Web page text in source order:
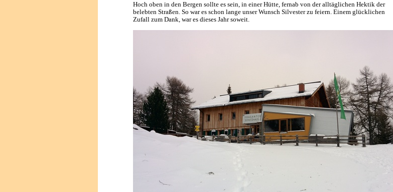
Hoch oben in den Bergen sollte es sein, in einer Hütte, fernab von der alltäglichen Hektik der
belebten Straßen. So war es schon lange unser Wunsch Silvester zu feiern. Einem glücklichen
Zufall zum Dank, war es dieses Jahr soweit.